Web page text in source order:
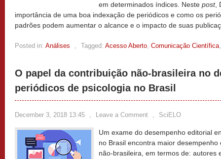
em determinados índices. Neste post,
importância de uma boa indexação de periódicos e como os
padrões podem aumentar o alcance e o impacto de suas
Posted in: Análises , Tagged: Acesso Aberto, Comunicação Científica
O papel da contribuição não-brasileira no
periódicos de psicologia no Brasil
December 3, 2018 13:45 , Leave a Comment , SciELO
Um exame do desempenho editorial
no Brasil encontra maior
não-brasileira, em termos de: autores